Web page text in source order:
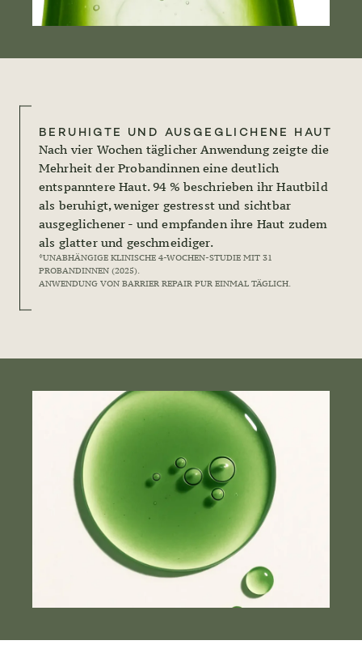
BERUHIGTE UND AUSGEGLICHENE HAUT
Nach vier Wochen täglicher Anwendung zeigte die
Mehrheit der Probandinnen eine deutlich
entspanntere Haut. 94 % beschrieben ihr Hautbild
als beruhigt, weniger gestresst und sichtbar
ausgeglichener - und empfanden ihre Haut zudem
als glatter und geschmeidiger.
*UNABHÄNGIGE KLINISCHE 4-WOCHEN-STUDIE MIT 31
PROBANDINNEN (2025).
ANWENDUNG VON BARRIER REPAIR PUR EINMAL TÄGLICH.